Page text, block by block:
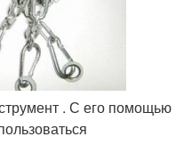
. С его помощью